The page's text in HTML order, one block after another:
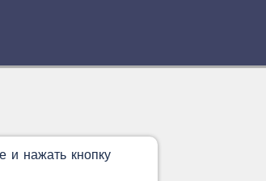
и нажать кнопку